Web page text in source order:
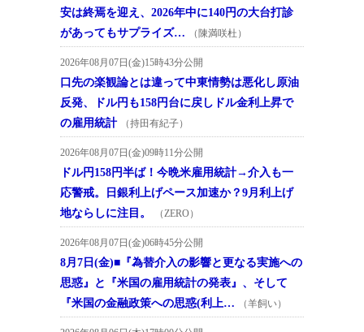
安は終焉を迎え、2026年中に140円の大台打診
があってもサプライズ…
（陳満咲杜）
2026年08月07日(金)15時43分公開
口先の楽観論とは違って中東情勢は悪化し原油
反発、ドル円も158円台に戻しドル金利上昇で
の雇用統計
（持田有紀子）
2026年08月07日(金)09時11分公開
ドル円158円半ば！今晩米雇用統計→介入も一
応警戒。日銀利上げペース加速か？9月利上げ
地ならしに注目。
（ZERO）
2026年08月07日(金)06時45分公開
8月7日(金)■『為替介入の影響と更なる実施への
思惑』と『米国の雇用統計の発表』、そして
『米国の金融政策への思惑(利上…
（羊飼い）